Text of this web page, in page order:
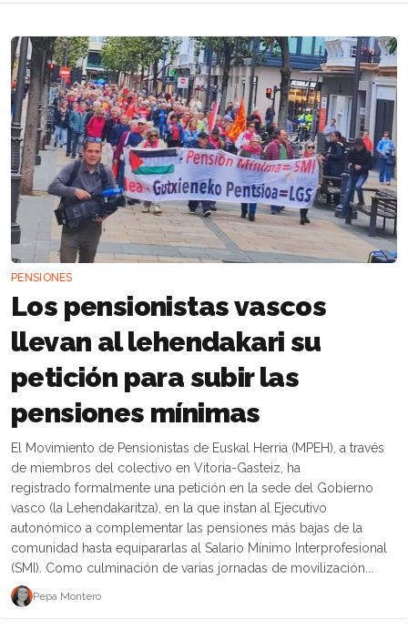
PENSIONES
Los pensionistas vascos
llevan al lehendakari su
petición para subir las
pensiones mínimas
El Movimiento de Pensionistas de Euskal Herria (MPEH), a través
de miembros del colectivo en Vitoria-Gasteiz, ha
registrado formalmente una petición en la sede del Gobierno
vasco (la Lehendakaritza), en la que instan al Ejecutivo
autonómico a complementar las pensiones más bajas de la
comunidad hasta equipararlas al Salario Mínimo Interprofesional
(SMI). Como culminación de varias jornadas de movilización...
Pepa Montero